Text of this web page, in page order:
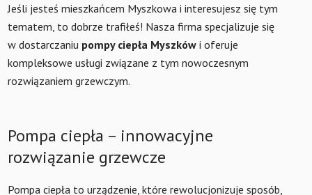
Jeśli jesteś mieszkańcem Myszkowa i interesujesz się tym
tematem, to dobrze trafiłeś! Nasza firma specjalizuje się
w dostarczaniu pompy ciepła Myszków i oferuje
kompleksowe usługi związane z tym nowoczesnym
rozwiązaniem grzewczym.
Pompa ciepła – innowacyjne
rozwiązanie grzewcze
Pompa ciepła to urządzenie, które rewolucjonizuje sposób,